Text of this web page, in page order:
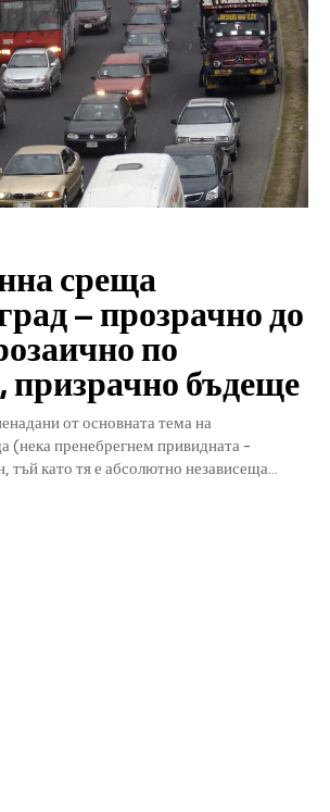
среща
– прозрачно до
по
призрачно бъдеще
от основната тема на
(нека пренебрегнем привидната -
тъй като тя е абсолютно независеща...